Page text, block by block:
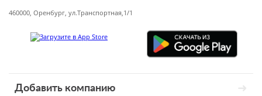
460000, Оренбург, ул.Транспортная,1/1
Добавить компанию